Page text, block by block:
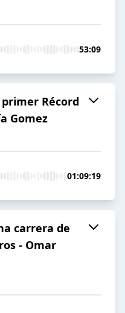
53:09
primer Récord
Gomez
01:09:19
carrera de
- Omar